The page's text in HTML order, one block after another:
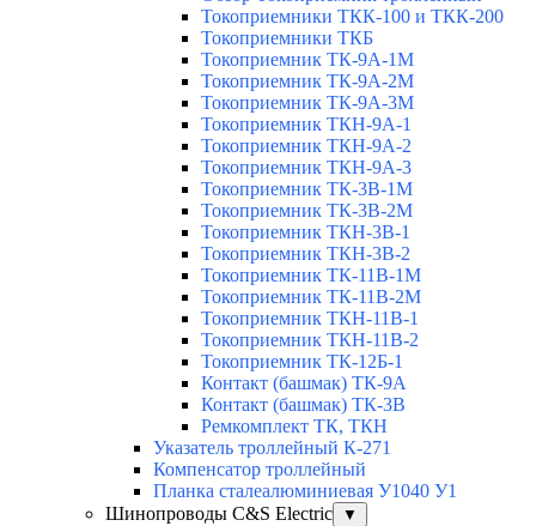
Токоприемники ТКК-100 и ТКК-200
Токоприемники ТКБ
Токоприемник ТК-9А-1М
Токоприемник ТК-9А-2М
Токоприемник ТК-9А-3М
Токоприемник ТКН-9А-1
Токоприемник ТКН-9А-2
Токоприемник ТКН-9А-3
Токоприемник ТК-3В-1М
Токоприемник ТК-3В-2М
Токоприемник ТКН-3В-1
Токоприемник ТКН-3В-2
Токоприемник ТК-11В-1М
Токоприемник ТК-11В-2М
Токоприемник ТКН-11В-1
Токоприемник ТКН-11В-2
Токоприемник ТК-12Б-1
Контакт (башмак) ТК-9А
Контакт (башмак) ТК-3В
Ремкомплект ТК, ТКН
Указатель троллейный К-271
Компенсатор троллейный
Планка сталеалюминиевая У1040 У1
Шинопроводы C&S Electric
▼